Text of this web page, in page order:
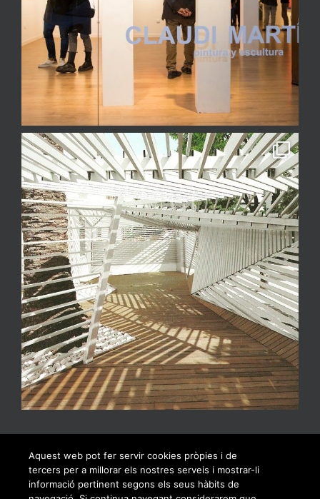
Aquest web pot fer servir cookies pròpies i de
tercers per a millorar els nostres serveis i mostrar-li
informació pertinent segons els seus hàbits de